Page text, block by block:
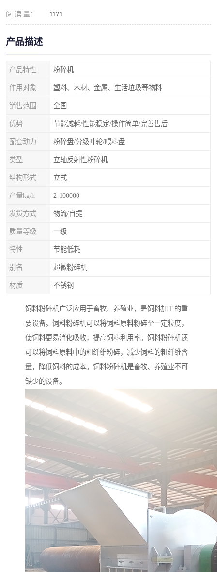
阅 读 量： 1171
产品描述
产品特性 粉碎机
作用对象 塑料、木材、金属、生活垃圾等物料
销售范围 全国
优势 节能减耗/性能稳定/操作简单/完善售后
配套动力 粉碎盘/分级叶轮/喂料盘
类型 立轴反射性粉碎机
结构形式 立式
产量kg/h 2-100000
发货方式 物流/自提
质量等级 一级
特性 节能低耗
别名 超微粉碎机
材质 不锈钢
饲料粉碎机广泛应用于畜牧、养殖业，是饲料加工的重
要设备。饲料粉碎机可以将饲料原料粉碎至一定粒度，
使饲料更易消化吸收，提高饲料利用率。饲料粉碎机还
可以将饲料原料中的粗纤维粉碎，减少饲料的粗纤维含
量，降低饲料的成本。饲料粉碎机是畜牧、养殖业不可
缺少的设备。